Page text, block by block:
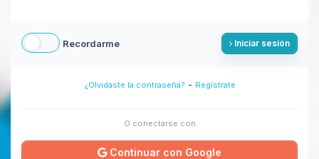
Recordarme Iniciar sesión
¿Olvidaste la contraseña? - Regístrate
O conectarse con
Continuar con Google